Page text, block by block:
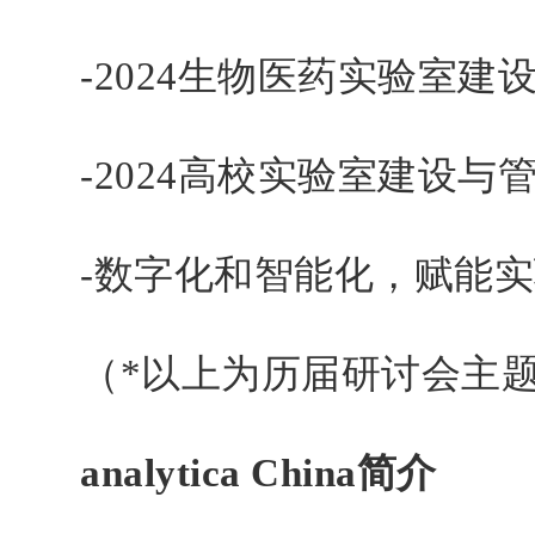
-2024生物医药实验室建设
-2024高校实验室建设与
-数字化和智能化，赋能实
（*以上为历届研讨会主
analytica China简介